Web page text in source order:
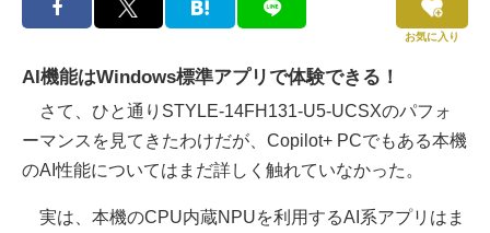
お気に入り
AI機能はWindows標準アプリで体験できる！
さて、ひと通りSTYLE-14FH131-U5-UCSXのパフォ
ーマンスを見てきたわけだが、Copilot+ PCでもある本機
のAI性能についてはまだ詳しく触れていなかった。
実は、本機のCPU内蔵NPUを利用するAI系アプリはま